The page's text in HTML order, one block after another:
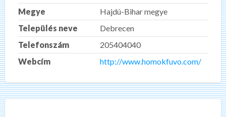
Megye
Hajdú-Bihar megye
Település neve
Debrecen
Telefonszám
205404040
Webcím
http://www.homokfuvo.com/